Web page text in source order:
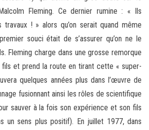
Fleming. Ce dernier rumine : « Ils
travaux ! » alors qu’on serait quand même
souci était de s’assurer qu’on ne le
Fleming charge dans une grosse remorque
et prend la route en tirant cette « super-
quelques années plus dans l’œuvre de
fusionnant ainsi les rôles de scientifique
sauver à la fois son expérience et son fils
un sens plus positif). En juillet 1977, dans